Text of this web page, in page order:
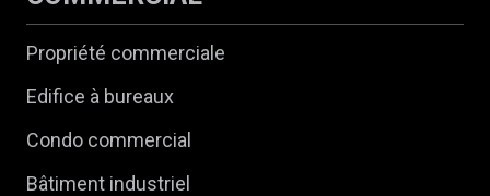
Propriété commerciale
Edifice à bureaux
Condo commercial
Bâtiment industriel